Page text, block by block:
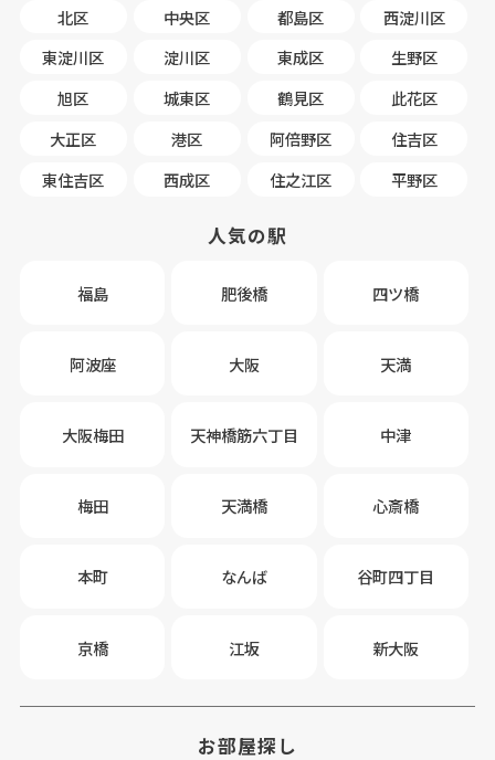
北区
中央区 都島区
西淀川区
東淀川区
淀川区 東成区
生野区
旭区
城東区 鶴見区
此花区
大正区
港区 阿倍野区
住吉区
東住吉区
西成区 住之江区 平野区
人気の駅
福島 肥後橋 四ツ橋
阿波座 大阪 天満
大阪梅田 天神橋筋六丁目 中津
梅田 天満橋 心斎橋
本町 なんば 谷町四丁目
京橋 江坂 新大阪
お部屋探し